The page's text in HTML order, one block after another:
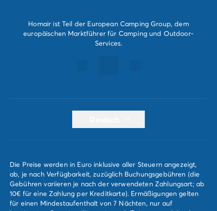
Homair ist Teil der European Camping Group, dem
europäischen Marktführer für Camping und Outdoor-
Services.
Die Preise werden in Euro inklusive aller Steuern angezeigt,
ab, je nach Verfügbarkeit, zuzüglich Buchungsgebühren (die
Gebühren variieren je nach der verwendeten Zahlungsart; ab
10€ für eine Zahlung per Kreditkarte). Ermäßigungen gelten
für einen Mindestaufenthalt von 7 Nächten, nur auf